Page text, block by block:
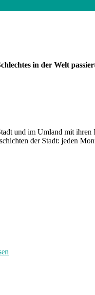
in der Welt
und im Umland mit
der Stadt: jeden